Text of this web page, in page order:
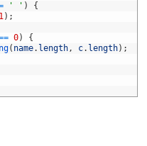
' ' )
{
1) ;
0)
{
( name. length, c. length) ;